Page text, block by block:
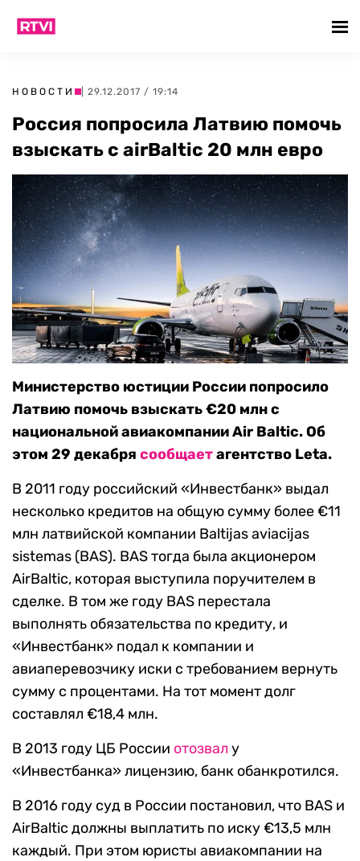
НОВОСТИ | 29.12.2017 / 19:14
Россия попросила Латвию помочь
взыскать с airBaltic 20 млн евро
Министерство юстиции России попросило
Латвию помочь взыскать €20 млн с
национальной авиакомпании Air Baltic. Об
этом 29 декабря сообщаетагентство Leta.
В 2011 году российский «Инвестбанк» выдал
несколько кредитов на общую сумму более €11
млн латвийской компании Baltijas aviacijas
sistemas (BAS). BAS тогда была акционером
AirBaltic, которая выступила поручителем в
сделке. В том же году BAS перестала
выполнять обязательства по кредиту, и
«Инвестбанк» подал к компании и
авиаперевозчику иски с требованием вернуть
сумму с процентами. На тот момент долг
составлял €18,4 млн.
В 2013 году ЦБ России отозвал у
«Инвестбанка» лицензию, банк обанкротился.
В 2016 году суд в России постановил, что BAS и
AirBaltic должны выплатить по иску €13,5 млн
каждый. При этом юристы авиакомпании на